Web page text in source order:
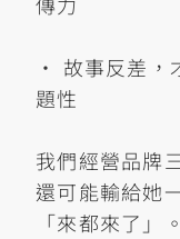
• 故事反差，
題性
我們經營品牌
還可能輸給她
「來都來了」。